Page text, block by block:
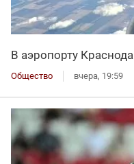
В аэропорту
Общество вчера, 19:59